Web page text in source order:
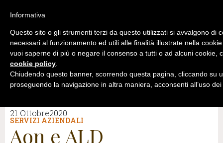
21 Ottobre2020
SERVIZI AZIENDALI
Aon e ALD
Informativa
Questo sito o gli strumenti terzi da questo utilizzati si avvalgono di
necessari al funzionamento ed utili alle finalità illustrate nella
vuoi saperne di più o negare il consenso a tutti o ad alcuni cookie,
cookie policy.
Chiudendo questo banner, scorrendo questa pagina, cliccando su
proseguendo la navigazione in altra maniera, acconsenti all’uso